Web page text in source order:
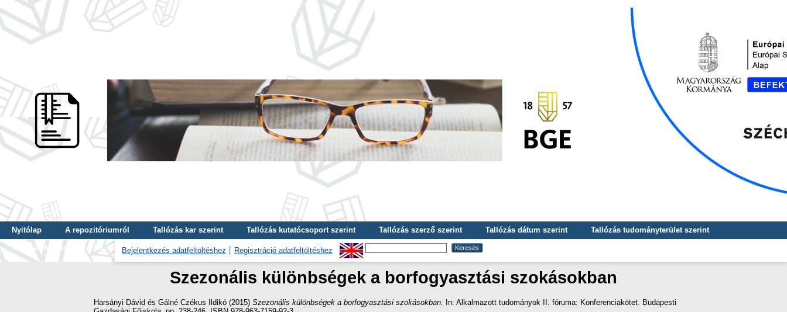
Nyitólap A repozitóriumról Tallózás kar szerint Tallózás kutatócsoport szerint Tallózás szerző szerint Tallózás dátum szerint
Tallózás tudományterület szerint
Tallózás kulcsszó szerint
Bejelentkezés adatfeltöltéshez Regisztráció adatfeltöltéshez
Szezonális különbségek a borfogyasztási szokásokban
Harsányi Dávid és Gálné Czékus Ildikó (2015) Szezonális különbségek a borfogyasztási szokásokban.
In: Alkalmazott tudományok II. fóruma: Konferenciakötet. Budapesti